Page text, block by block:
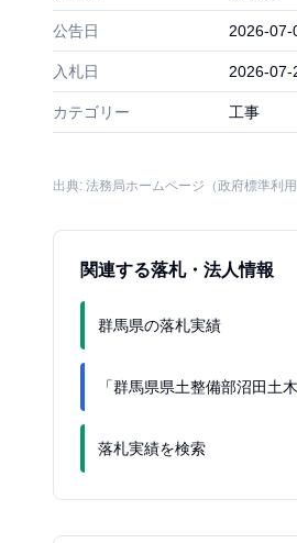
公告日 2026-07-
入札日 2026-07-
カテゴリー 工事
出典: 法務局ホームページ（政府標準利用
関連する落札・法人情報
群馬県の落札実績
「群馬県県土整備部沼田土
落札実績を検索